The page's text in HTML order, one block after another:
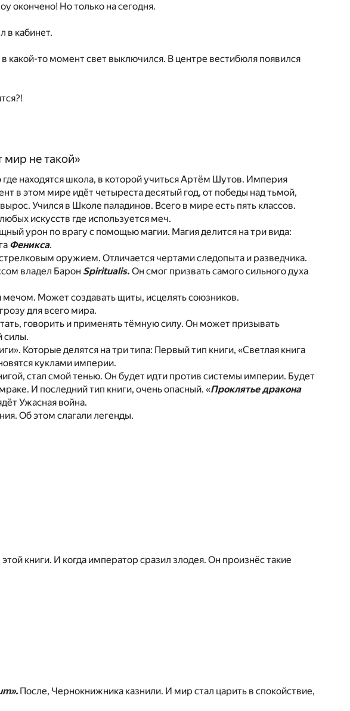
окончено! Но только на сегодня.
в кабинет.
какой-то момент свет выключился. В центре вестибюля появился
мир не такой»
находятся школа, в которой учиться Артём Шутов. Империя
в этом мире идёт четыреста десятый год, от победы над тьмой,
Учился в Школе паладинов. Всего в мире есть пять классов.
искусств где используется меч.
урон по врагу с помощью магии. Магия делится на три вида:
Феникса.
оружием. Отличается чертами следопыта и разведчика.
владел Барон Spiritualis. Он смог призвать самого сильного духа
Может создавать щиты, исцелять союзников.
для всего мира.
говорить и применять тёмную силу. Он может призывать
силы.
Которые делятся на три типа: Первый тип книги, «Светлая книга
куклами империи.
стал смой тенью. Он будет идти против системы империи. Будет
И последний тип книги, очень опасный. «Проклятье дракона
Ужасная война.
Об этом слагали легенды.
книги. И когда император сразил злодея. Он произнёс такие
После, Чернокнижника казнили. И мир стал царить в спокойствие,